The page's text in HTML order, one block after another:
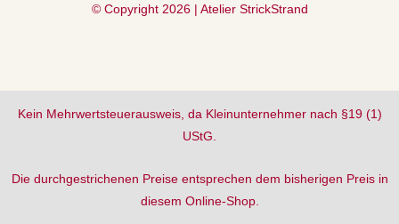
© Copyright 2026 | Atelier StrickStrand
Kein Mehrwertsteuerausweis, da Kleinunternehmer nach §19 (1)
UStG.
Die durchgestrichenen Preise entsprechen dem bisherigen Preis in
diesem Online-Shop.